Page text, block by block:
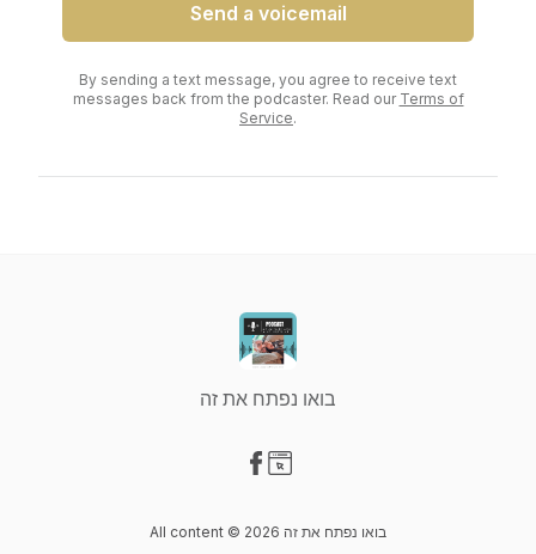
Send a voicemail
By sending a text message, you agree to receive text
messages back from the podcaster. Read our Terms of
Service.
בואו נפתח את זה
All content © 2026 בואו נפתח את זה